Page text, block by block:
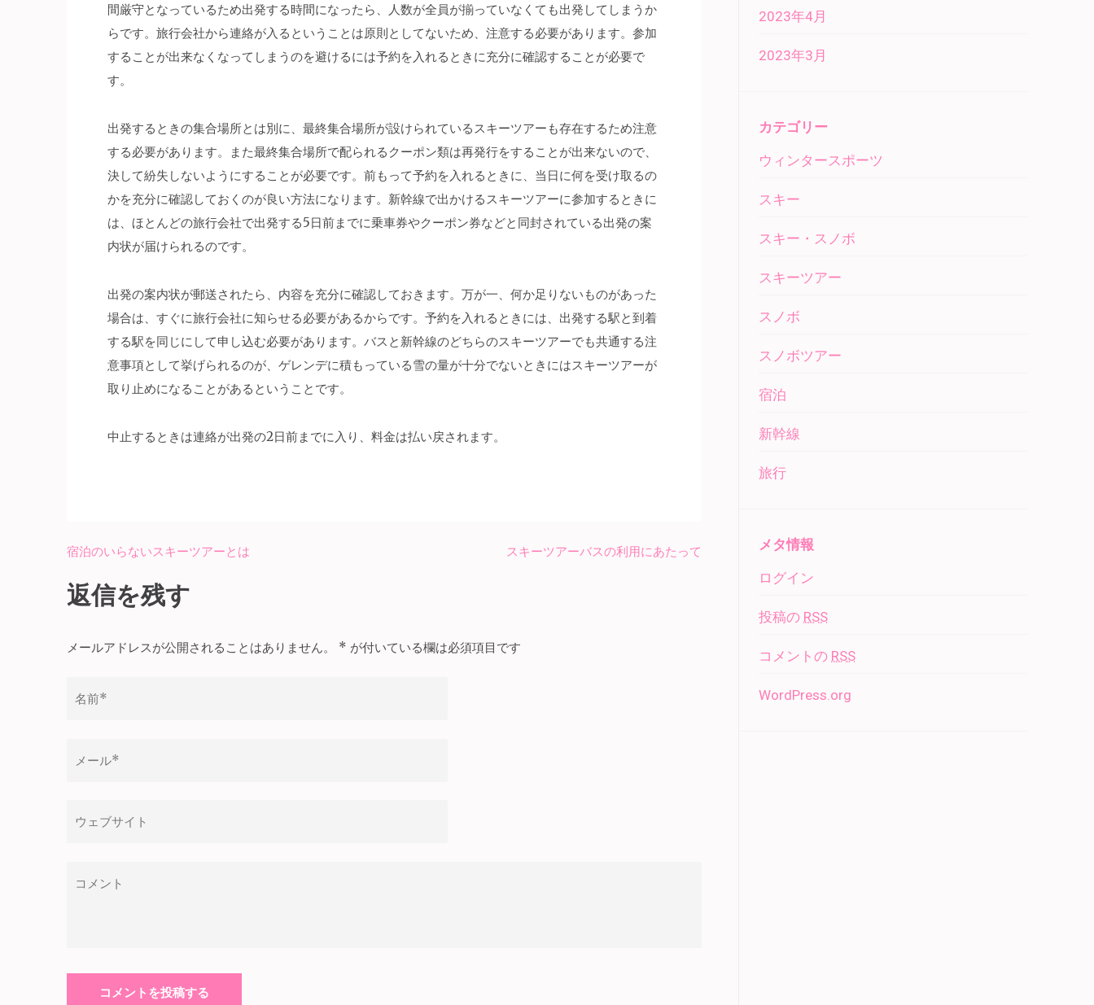
間厳守となっているため出発する時間になったら、人数が全員が揃っていなくても出発してしまうか
らです。旅行会社から連絡が入るということは原則としてないため、注意する必要があります。参加
することが出来なくなってしまうのを避けるには予約を入れるときに充分に確認することが必要で
す。
出発するときの集合場所とは別に、最終集合場所が設けられているスキーツアーも存在するため注意
する必要があります。また最終集合場所で配られるクーポン類は再発行をすることが出来ないので、
決して紛失しないようにすることが必要です。前もって予約を入れるときに、当日に何を受け取るの
かを充分に確認しておくのが良い方法になります。新幹線で出かけるスキーツアーに参加するときに
は、ほとんどの旅行会社で出発する5日前までに乗車券やクーポン券などと同封されている出発の案
内状が届けられるのです。
出発の案内状が郵送されたら、内容を充分に確認しておきます。万が一、何か足りないものがあった
場合は、すぐに旅行会社に知らせる必要があるからです。予約を入れるときには、出発する駅と到着
する駅を同じにして申し込む必要があります。バスと新幹線のどちらのスキーツアーでも共通する注
意事項として挙げられるのが、ゲレンデに積もっている雪の量が十分でないときにはスキーツアーが
取り止めになることがあるということです。
中止するときは連絡が出発の2日前までに入り、料金は払い戻されます。
稿
ナ
ビ
ゲ
シ
ン
宿泊のいらないスキーツアーとは スキーツアーバスの利用にあたって
返信を残す
メールアドレスが公開されることはありません。 * が付いている欄は必須項目です
2023年4月
2023年3月
カテゴリー
ウィンタースポーツ
スキー
スキー・スノボ
スキーツアー
スノボ
スノボツアー
宿泊
新幹線
旅行
メタ情報
ログイン
投稿の RSS
コメントの RSS
WordPress.org